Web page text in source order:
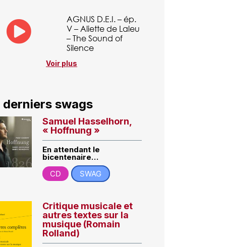
AGNUS D.E.I. – ép.
V – Aliette de Laleu
– The Sound of
Silence
Voir plus
derniers swags
Samuel Hasselhorn,
« Hoffnung »
En attendant le
bicentenaire…
CD
SWAG
Critique musicale et
autres textes sur la
musique (Romain
Rolland)